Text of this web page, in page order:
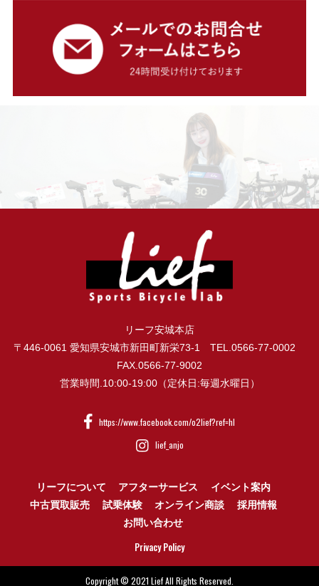
リーフ安城本店
〒446-0061 愛知県安城市新田町新栄73-1 TEL.0566-77-0002
FAX.0566-77-9002
営業時間.10:00-19:00（定休日:毎週水曜日）
https://www.facebook.com/o2lief?ref=hl
lief_anjo
リーフについて アフターサービス
イベント案内
中古買取販売
試乗体験 オンライン商談
採用情報
お問い合わせ
Privacy Policy
Copyright © 2021 Lief All Rights Reserved.